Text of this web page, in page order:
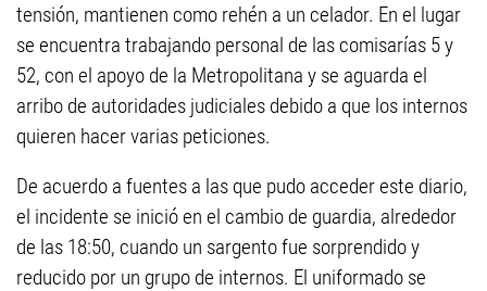
tensión, mantienen como rehén a un celador. En el lugar
se encuentra trabajando personal de las comisarías 5 y
52, con el apoyo de la Metropolitana y se aguarda el
arribo de autoridades judiciales debido a que los internos
quieren hacer varias peticiones.
De acuerdo a fuentes a las que pudo acceder este diario,
el incidente se inició en el cambio de guardia, alrededor
de las 18:50, cuando un sargento fue sorprendido y
reducido por un grupo de internos. El uniformado se